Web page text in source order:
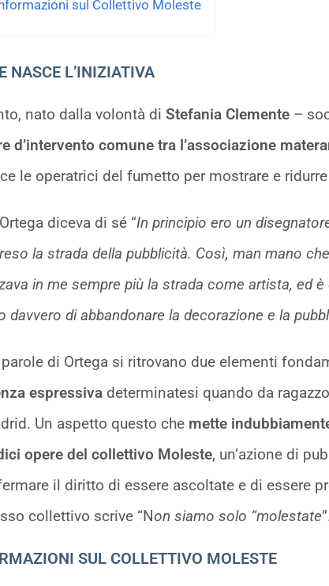
sul Collettivo Moleste
NASCE L’INIZIATIVA
nato dalla volontà di Stefania Clemente –
d’intervento comune tra l’associazione
le operatrici del fumetto per mostrare e
diceva di sé “In principio ero un
la strada della pubblicità. Così, man mano
in me sempre più la strada come artista, ed
davvero di abbandonare la decorazione e la
di Ortega si ritrovano due elementi
espressiva determinatesi quando da
Un aspetto questo che mette
opere del collettivo Moleste, un’azione di
il diritto di essere ascoltate e di essere
collettivo scrive “Non siamo solo “molestate
SUL COLLETTIVO MOLESTE